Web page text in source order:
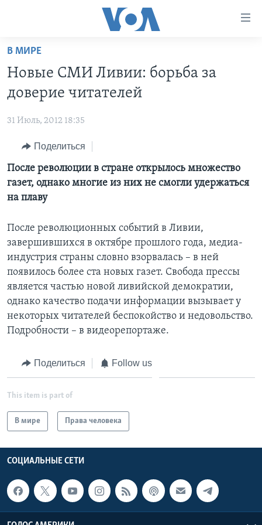
Перейти
основной
контент
Перейти
навигации
Перейти
поиск
НОВОСТИ ЗА МИНУТУ
ИТОГИ
ПОЧЕМУ ЭТО ВАЖНО?
ДИСКУССИЯ VOA
НЬЮ-ЙОРК NEW YORK
ПРОЕКТЫ
УЧИМ АНГЛИЙСКИЙ
НАША АМЕРИКАНСКАЯ ИСТОРИЯ
А КАК В АМЕРИКЕ?
АРТЕФАКТЫ
ТЕСТЫ
ЭКСПЕРТИЗА
ИНТЕРВЬЮ
ФАКТЫ ПРОТИВ ФЕЙКОВ
ЗА СВОБОДУ ПРЕССЫ
ВИДЕО
ПОДПИСКА НА НОВОСТИ
Learning English
СОЦИАЛЬНЫЕ СЕТИ
Языки
В МИРЕ
Новые СМИ Ливии: борьба за
доверие читателей
31 Июль, 2012 18:35
Поделиться
После революции в стране открылось множество
газет, однако многие из них не смогли удержаться
на плаву
После революционных событий в Ливии,
завершившихся в октябре прошлого года, медиа-
индустрия страны словно взорвалась – в ней
появилось более ста новых газет. Свобода прессы
является частью новой ливийской демократии,
однако качество подачи информации вызывает у
некоторых читателей беспокойство и недовольство.
Подробности – в видеорепортаже.
Поделиться Follow us
This item is part of
В мире Права человека
СОЦИАЛЬНЫЕ СЕТИ